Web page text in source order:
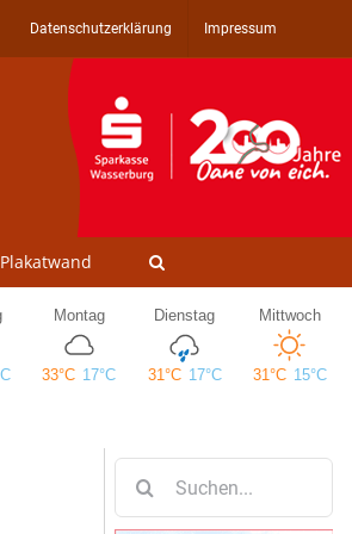
Datenschutzerklärung Impressum
Plakatwand
nach: